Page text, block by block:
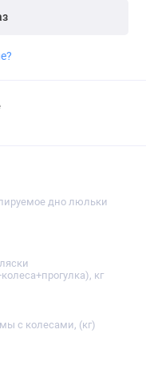
дно люльки
кг
с колесами, (кг)